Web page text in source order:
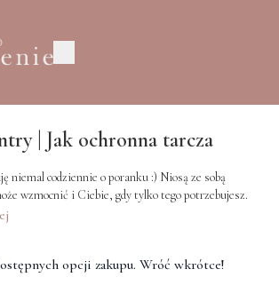
| Jak ochronna tarcza
niemal codziennie o poranku :) Niosą ze sobą
wzmocnić i Ciebie, gdy tylko tego potrzebujesz.
opcji zakupu. Wróć wkrótce!